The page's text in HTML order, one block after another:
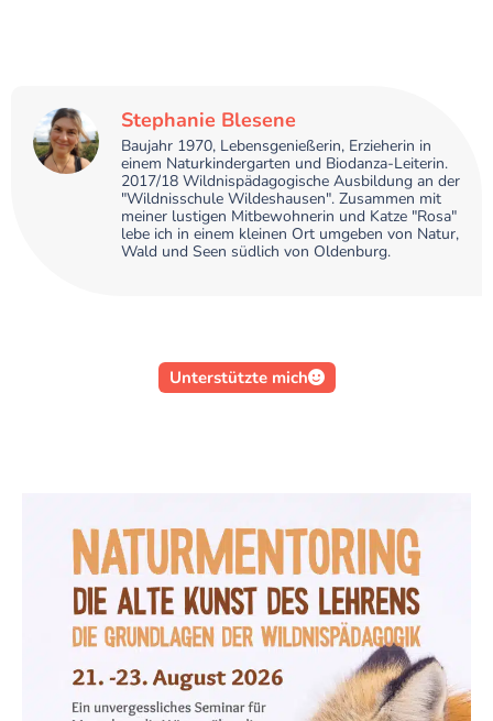
Stephanie Blesene
Baujahr 1970, Lebensgenießerin, Erzieherin in
einem Naturkindergarten und Biodanza-Leiterin.
2017/18 Wildnispädagogische Ausbildung an der
"Wildnisschule Wildeshausen". Zusammen mit
meiner lustigen Mitbewohnerin und Katze "Rosa"
lebe ich in einem kleinen Ort umgeben von Natur,
Wald und Seen südlich von Oldenburg.
Unterstützte mich